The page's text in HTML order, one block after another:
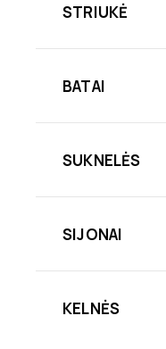
STRIUKĖ
BATAI
SUKNELĖS
SIJONAI
KELNĖS